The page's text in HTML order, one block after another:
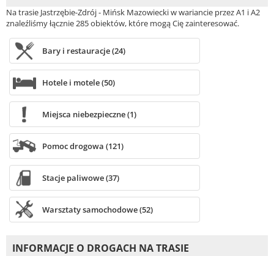
Na trasie Jastrzębie-Zdrój - Mińsk Mazowiecki w wariancie przez A1 i A2
znaleźliśmy łącznie 285 obiektów, które mogą Cię zainteresować.
Bary i restauracje (24)
Hotele i motele (50)
Miejsca niebezpieczne (1)
Pomoc drogowa (121)
Stacje paliwowe (37)
Warsztaty samochodowe (52)
INFORMACJE O DROGACH NA TRASIE